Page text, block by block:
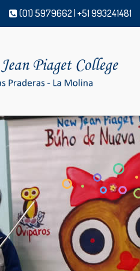
(01) 5979662 | +51 993241481